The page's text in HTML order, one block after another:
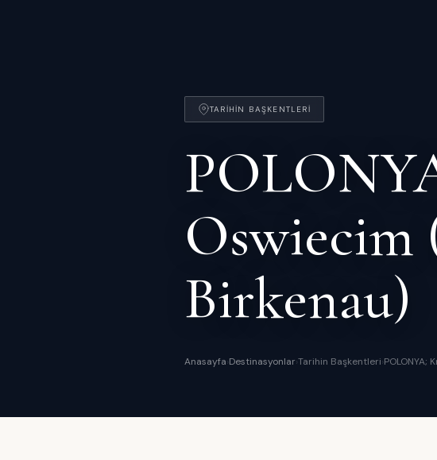
TARIHIN BAŞKENTLERI
Oswiecim
Birkenau)
Anasayfa›Destinasyonlar›Tarihin Başkentleri›POLONYA;